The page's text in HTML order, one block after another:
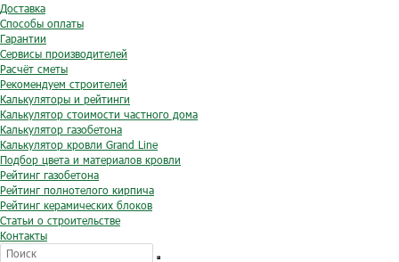
Доставка
Способы оплаты
Гарантии
Сервисы производителей
Расчёт сметы
Рекомендуем строителей
Калькуляторы и рейтинги
Калькулятор стоимости частного дома
Калькулятор газобетона
Калькулятор кровли Grand Line
Подбор цвета и материалов кровли
Рейтинг газобетона
Рейтинг полнотелого кирпича
Рейтинг керамических блоков
Статьи о строительстве
Контакты